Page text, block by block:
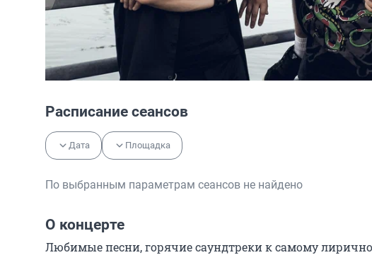
Расписание сеансов
Дата Площадка
По выбранным параметрам сеансов не найдено
О концерте
Любимые песни, горячие саундтреки к самому